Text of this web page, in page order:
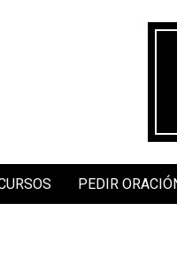
PEDIR